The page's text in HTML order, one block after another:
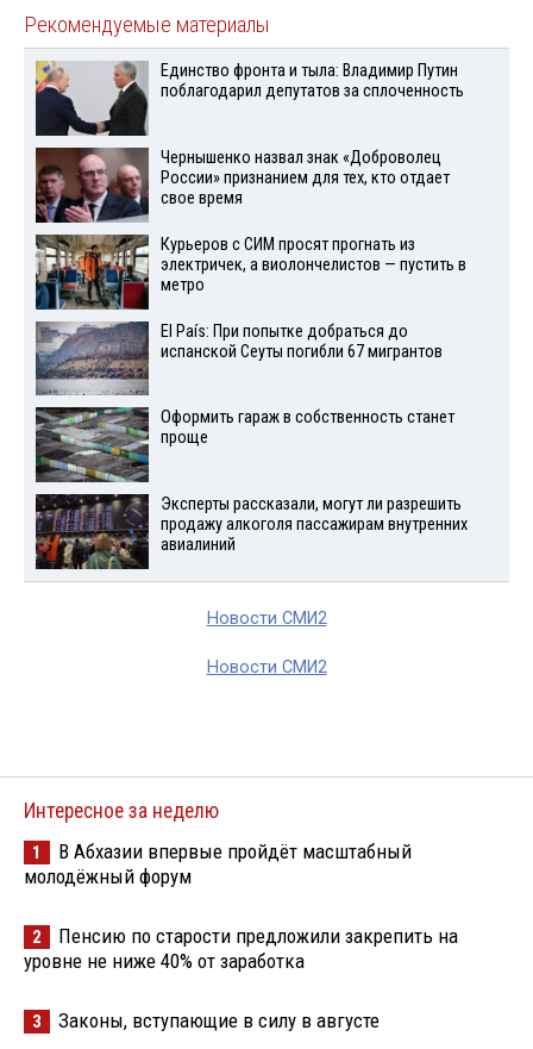
Рекомендуемые материалы
Единство фронта и тыла: Владимир Путин
поблагодарил депутатов за сплоченность
Чернышенко назвал знак «Доброволец
России» признанием для тех, кто отдает
свое время
Курьеров с СИМ просят прогнать из
электричек, а виолончелистов — пустить в
метро
El País: При попытке добраться до
испанской Сеуты погибли 67 мигрантов
Оформить гараж в собственность станет
проще
Эксперты рассказали, могут ли разрешить
продажу алкоголя пассажирам внутренних
авиалиний
Новости СМИ2
Новости СМИ2
Интересное за неделю
1
В Абхазии впервые пройдёт масштабный
молодёжный форум
2
Пенсию по старости предложили закрепить на
уровне не ниже 40% от заработка
3 Законы, вступающие в силу в августе